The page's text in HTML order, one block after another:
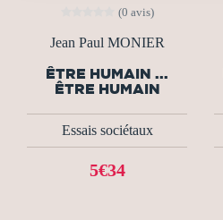
(0 avis)
Jean Paul MONIER
ÊTRE HUMAIN ...
ÊTRE HUMAIN
Essais sociétaux
5€34